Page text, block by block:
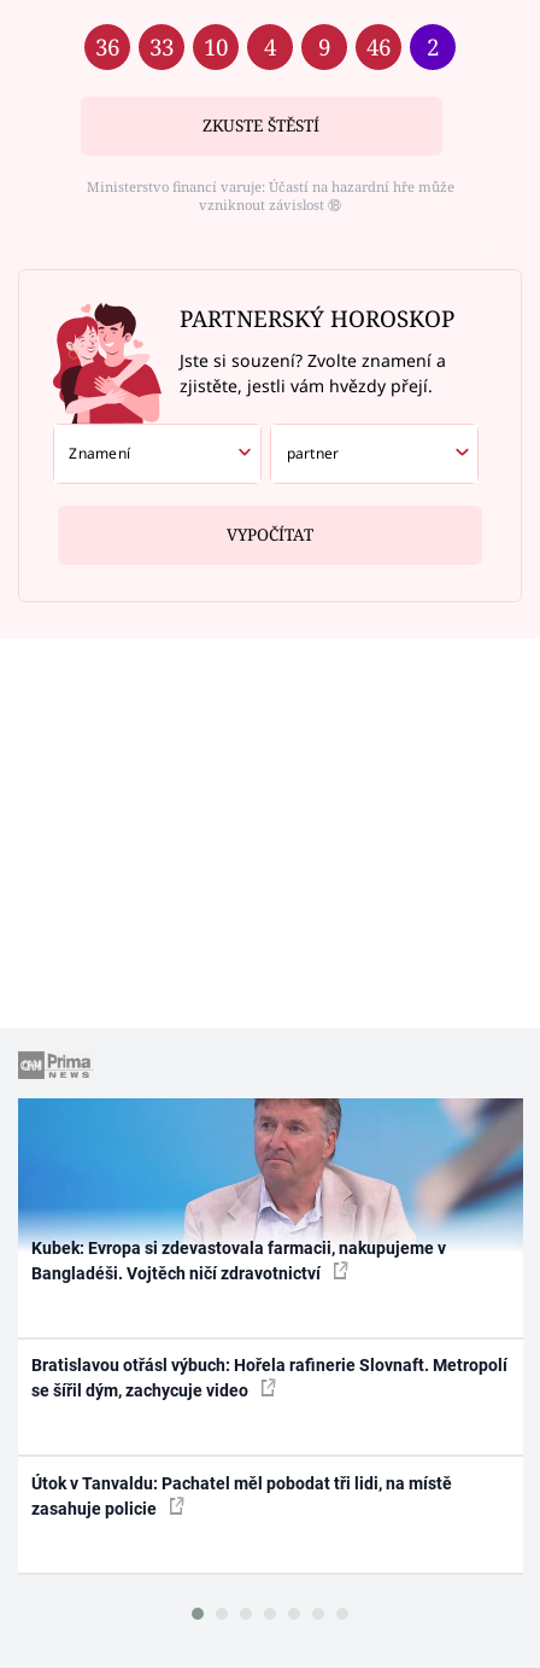
36 33 10 4 9 46 2
ZKUSTE ŠTĚSTÍ
Ministerstvo financí varuje: Účastí na hazardní hře může
vzniknout závislost ⑱
PARTNERSKÝ HOROSKOP
Jste si souzení? Zvolte znamení a
zjistěte, jestli vám hvězdy přejí.
VYPOČÍTAT
Kubek: Evropa si zdevastovala farmacii, nakupujeme v
Bangladéši. Vojtěch ničí zdravotnictví
Bratislavou otřásl výbuch: Hořela rafinerie Slovnaft. Metropolí
se šířil dým, zachycuje video
Útok v Tanvaldu: Pachatel měl pobodat tři lidi, na místě
zasahuje policie